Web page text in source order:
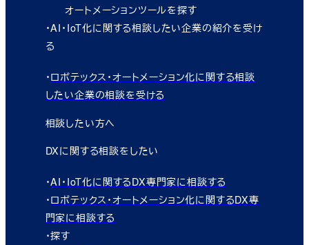
オートメーションツールを探す
・AI・IoT化に関する相談したい企業の紹介を受け
る
・ロボテックス・オートメーション化に関する相談
したい企業の相談を受ける
相談したい方へ
DXに関する相談をしたい
・AI・IoT化に関するDX専門家に相談する
・ロボテックス・オートメーション化に関するDX専
門家に相談する
・探す